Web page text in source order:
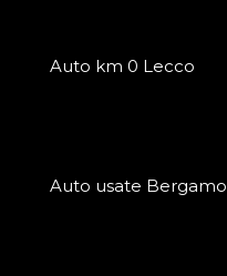
Auto km 0 Lecco
Auto usate Bergamo